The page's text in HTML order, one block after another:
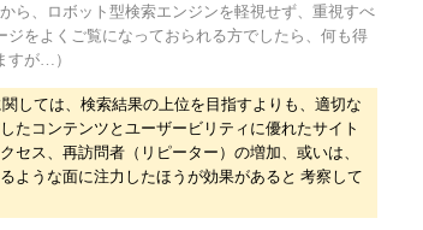
ら、ロボット型検索エンジンを軽視せず、重視すべ
ジをよくご覧になっておられる方でしたら、何も得
すが…）
しては、検索結果の上位を目指すよりも、適切な
たコンテンツとユーザービリティに優れたサイト
セス、再訪問者（リピーター）の増加、或いは、
ような面に注力したほうが効果があると 考察して